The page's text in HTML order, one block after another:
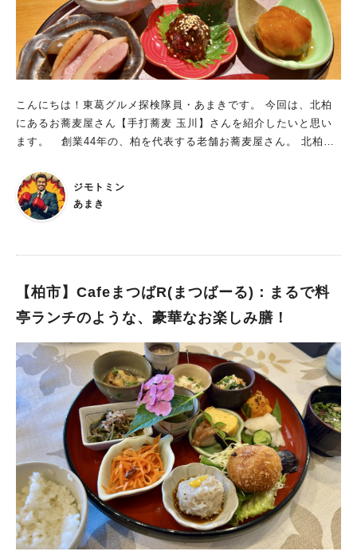
っており、 いつ来ても飽きがきません。 看板メニューは外せ
ません おでんと天ぷらはもちろん人気なのですが、 ポテトサラ
ダも人気商品。 じゃがいも感をしっかり感じられる味付けに、
上にまぶされたフライドオニオンの風味がベストマッチしていま
おでんは基本的に盛り合わせ。 3~8で、好きな品数で注文できま
す。 今回は5種盛り合わせを注文。 5種と言いながら、1種サー
ビスで増えています。 カツオ出汁がたっぷり効いた風味豊かな
美味しくて、汁まであっという間に飲み干しちゃいます。 もう
一つの看板メニュー、天ぷらも盛り合わせを注文。 こちらも4種
盛り合わせを頼んだのですが、サービスで1種増えています。 外
値段でいただくことができます。 隠れ人気メニュー・恵ちゃん
なのが、この恵ちゃん焼き！ 岐阜の郷土料理である鶏ちゃん焼
きを、ママが独自にアレンジした一品。 ママの名前にちなん
レで煮込んだ一品で、 溶き卵にくぐらせていただきます。 すき
焼きの鶏肉版みたいなイメージのメニューですが、 これがまた
優しくも出汁が効いて深みのある味で、とても美味しいです。
こちらは人気メニューのため、ランチの定食でも扱われていま
す。 一人で来店してもママが気さくに話しかけてきてくれるの
で、 会話と食事・お酒をゆっくり楽しむことができます。 一人
で来ても、複数人で来ても、 実家に帰ってきたような穏やかな
雰囲気でおふくろの味とお酒を楽しめるお店です。 北柏駅周辺
で一杯やりたい方にはイチオシのお店です。 このお店について
もっと詳しく知りたい方はこちら： https://amakism.com/gour
met-84/ https://amakism.com/gourmet-92/
こんにちは！東葛グルメ探検隊員・あまきです。 今回は、北柏
にあるお蕎麦屋さん【手打蕎麦 玉川】さんを紹介したいと思い
ます。 創業44年の、柏を代表する老舗お蕎麦屋さん。 北柏で
普段はランチ時に利用させていただいているのですが、 最近蕎
麦屋飲みにハマっている私は、玉川さんでも蕎麦飲みを楽しんで
みたいと思い、 今回は夜にお邪魔してきました。 手打ち蕎麦
っておられ、 蕎麦は挽きたて、打ちたて、茹でたてを提供され
光景を見ることができます。 蕎麦以外にも鰹節、水、米、鶏の
質にもこだわられており、 全ての料理がとても美味しくて人気
のお蕎麦屋さんです。 まずはおばんざい5種盛りで間違いな
し！ 玉川さんで飲むなら、間違いなくまずはこちらを！ 自慢の
おばんざいを5種、一度にいただくことができます。 もうこれ
だけですでに大満足のラインナップです。 他にもモツ煮がおス
スメとのこと。 味噌と出汁の効いたスープとトロトロに煮込ま
れたモツが、身体の芯から温めてくれます。 焼き物・揚げ物も
逸品揃いです 鶏の品質にもこだわられている玉川さんは、鶏料
理の焼き物も大人気！ 特に一番人気は自家製の鴨つくね焼き。
タレと塩を選べますが、タレの方が圧倒的に人気だそうです。
軽く焦げ目が入った香ばしい外側と、フワフワの内側、程良い甘
辛さのタレ。 さらに温泉玉子と絡めてコクと甘味をプラスすれ
ジモトミン
あまき
【柏市】CafeまつばR(まつばーる)：まるで料
亭ランチのような、豪華なお楽しみ膳！